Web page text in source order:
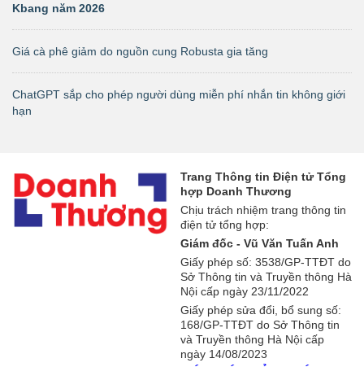
Kbang năm 2026
Giá cà phê giảm do nguồn cung Robusta gia tăng
ChatGPT sắp cho phép người dùng miễn phí nhắn tin không giới
hạn
Trang Thông tin Điện tử Tổng
hợp Doanh Thương
Chịu trách nhiệm trang thông tin
điện tử tổng hợp:
Giám đốc - Vũ Văn Tuấn Anh
Giấy phép số: 3538/GP-TTĐT do
Sở Thông tin và Truyền thông Hà
Nội cấp ngày 23/11/2022
Giấy phép sửa đổi, bổ sung số:
168/GP-TTĐT do Sở Thông tin
và Truyền thông Hà Nội cấp
ngày 14/08/2023